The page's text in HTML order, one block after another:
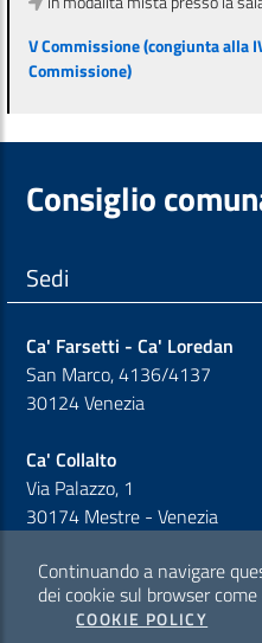
V Commissione (congiunta alla
Commissione)
Consiglio
Sedi
Ca' Farsetti - Ca' Loredan
San Marco, 4136/4137
30124 Venezia
Ca' Collalto
Via Palazzo, 1
30174 Mestre - Venezia
Sezione Link
Cookie policy
Continuando a navigare
dei cookie sul browser
COOKIE POLICY